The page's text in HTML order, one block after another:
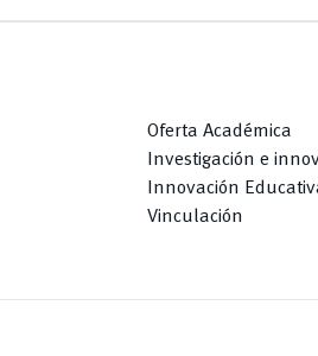
Oferta Académica
Investigación e
Innovación
Vinculación